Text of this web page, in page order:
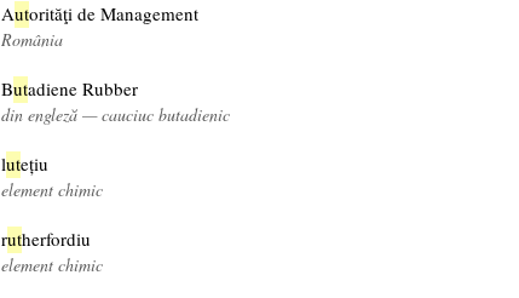
Autorităţi de Management
România
Butadiene Rubber
din engleză — cauciuc butadienic
lutețiu
element chimic
rutherfordiu
element chimic